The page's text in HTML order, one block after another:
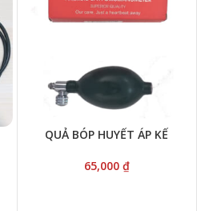
QUẢ BÓP HUYẾT ÁP KẾ
65,000 ₫